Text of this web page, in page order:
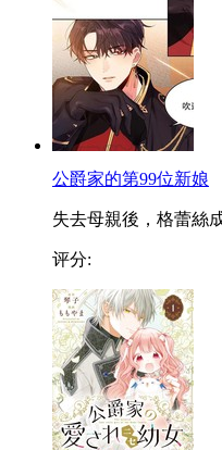
公爵家的第99位新娘
失去母親後，格蕾絲
评分: